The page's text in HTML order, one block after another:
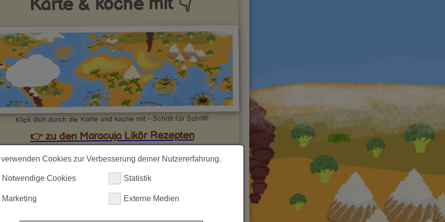
Karte & koche mit 👇
Klick dich durch die Karte und koche mit – Schritt für Schritt!
👉 zu den Maracuja Likör Rezepten
Exotische Süße mit
Flair
Cookies zur Verbesserung deiner Nutzererfahrung.
Notwendige Cookies Statistik
Marketing Externe Medien